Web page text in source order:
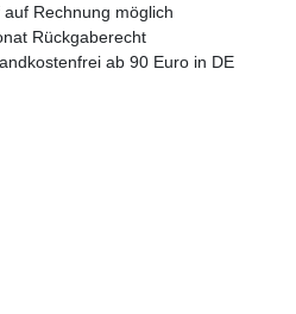
auf Rechnung möglich
Rückgaberecht
ab 90 Euro in DE